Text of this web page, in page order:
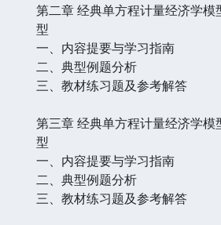
第二章 经典单方程计量经济学模
型
一、内容提要与学习指南
二、典型例题分析
三、教材练习题及参考解答
第三章 经典单方程计量经济学模
型
一、内容提要与学习指南
二、典型例题分析
三、教材练习题及参考解答